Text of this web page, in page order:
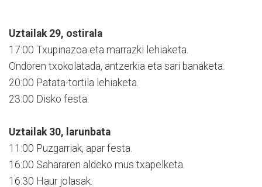
Uztailak 29, ostirala
17:00 Txupinazoa eta marrazki lehiaketa.
Ondoren txokolatada, antzerkia eta sari banaketa.
20:00 Patata-tortila lehiaketa.
23:00 Disko festa.
Uztailak 30, larunbata
11:00 Puzgarriak, apar festa.
16:00 Sahararen aldeko mus txapelketa.
16:30 Haur jolasak.